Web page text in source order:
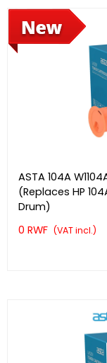
ASTA 104A
(Replaces HP
Drum)
0 RWF (VAT incl.)